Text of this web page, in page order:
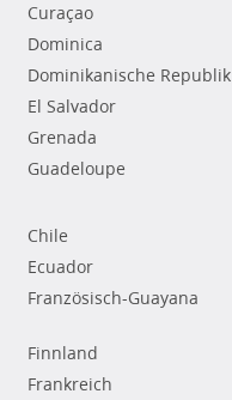
Curaçao
Dominica
Dominikanische Republik
El Salvador
Grenada
Guadeloupe
Chile
Ecuador
Französisch-Guayana
Finnland
Frankreich